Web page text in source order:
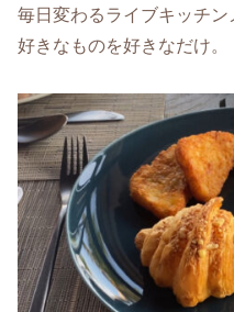
毎日変わるライブキッチ
好きなものを好きなだけ。